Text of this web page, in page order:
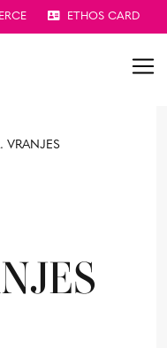
ETHOS CARD
VRANJES